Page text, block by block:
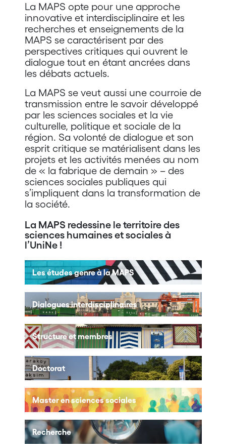
La MAPS opte pour une approche
innovative et interdisciplinaire et les
recherches et enseignements de la
MAPS se caractérisent par des
perspectives critiques qui ouvrent le
dialogue tout en étant ancrées dans
les débats actuels.
La MAPS se veut aussi une courroie de
transmission entre le savoir développé
par les sciences sociales et la vie
culturelle, politique et sociale de la
région. Sa volonté de dialogue et son
esprit critique se matérialisent dans les
projets et les activités menées au nom
de « la fabrique de demain » – des
sciences sociales publiques qui
s’impliquent dans la transformation de
la société.
La MAPS redessine le territoire des
sciences humaines et sociales à
l’UniNe !
Les études genre à la MAPS
Dialogues interdisciplinaires
Structure et membres
Doctorat
Master en sciences sociales
Recherche